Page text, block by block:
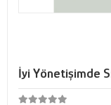
İyi Yönetişimde